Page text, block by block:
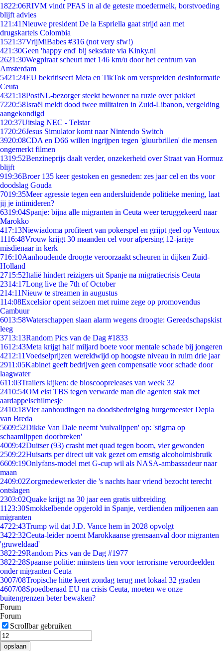
1822:06RIVM vindt PFAS in al de geteste moedermelk, borstvoeding
blijft advies
1 21:41Nieuwe president De la Espriella gaat strijd aan met
drugskartels Colombia
1521:37VrijMiBabes #316 (not very sfw!)
421:30Geen 'happy end' bij seksdate via Kinky.nl
2621:30Wegpiraat scheurt met 146 km/u door het centrum van
Amsterdam
5421:24EU bekritiseert Meta en TikTok om verspreiden desinformatie
Ceuta
4321:18PostNL-bezorger steekt bewoner na ruzie over pakket
7220:58Israël meldt dood twee militairen in Zuid-Libanon, vergelding
aangekondigd
1 20:37Uitslag NEC - Telstar
1720:26Jesus Simulator komt naar Nintendo Switch
3920:08CDA en D66 willen ingrijpen tegen 'gluurbrillen' die mensen
ongemerkt filmen
1319:52Benzineprijs daalt verder, onzekerheid over Straat van Hormuz
blijft
919:36Broer 135 keer gestoken en gesneden: zes jaar cel en tbs voor
doodslag Gouda
7019:35Meer agressie tegen een andersluidende politieke mening, laat
jij je intimideren?
6319:04Spanje: bijna alle migranten in Ceuta weer teruggekeerd naar
Marokko
417:13Niewiadoma profiteert van pokerspel en grijpt geel op Ventoux
1116:48Vrouw krijgt 30 maanden cel voor afpersing 12-jarige
misdienaar in kerk
716:10Aanhoudende droogte veroorzaakt scheuren in dijken Zuid-
Holland
2715:52Italië hindert reizigers uit Spanje na migratiecrisis Ceuta
2314:17Long live the 7th of October
214:11Nieuw te streamen in augustus
114:08Excelsior opent seizoen met ruime zege op promovendus
Cambuur
6013:58Waterschappen slaan alarm wegens droogte: Gereedschapskist
leeg
3713:13Random Pics van de Dag #1833
1612:43Meta krijgt half miljard boete voor mentale schade bij jongeren
4212:11Voedselprijzen wereldwijd op hoogste niveau in ruim drie jaar
2911:05Kabinet geeft bedrijven geen compensatie voor schade door
laagwater
611:03Trailers kijken: de bioscoopreleases van week 32
2410:54OM eist TBS tegen verwarde man die agenten stak met
aardappelschilmesje
2410:18Vier aanhoudingen na doodsbedreiging burgemeester Depla
van Breda
5609:52Dikke Van Dale neemt 'vulvalippen' op: 'stigma op
schaamlippen doorbreken'
4009:42Duitser (93) crasht met quad tegen boom, vier gewonden
2509:22Huisarts per direct uit vak gezet om ernstig alcoholmisbruik
6609:19Onlyfans-model met G-cup wil als NASA-ambassadeur naar
maan
2409:02Zorgmedewerkster die 's nachts haar vriend bezocht terecht
ontslagen
2303:02Quake krijgt na 30 jaar een gratis uitbreiding
11 23:30Smokkelbende opgerold in Spanje, verdienden miljoenen aan
migranten
4722:43Trump wil dat J.D. Vance hem in 2028 opvolgt
3422:32Ceuta-leider noemt Marokkaanse grensaanval door migranten
'gruweldaad'
3822:29Random Pics van de Dag #1977
3822:28Spaanse politie: minstens tien voor terrorisme veroordeelden
onder migranten Ceuta
3007/08Tropische hitte keert zondag terug met lokaal 32 graden
4607/08Spoedberaad EU na crisis Ceuta, moeten we onze
buitengrenzen beter bewaken?
Forum
Forum
Scrollbar gebruiken
opslaan